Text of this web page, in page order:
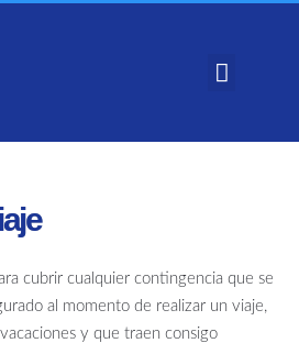
cubrir cualquier contingencia que se
al momento de realizar un viaje,
y que traen consigo